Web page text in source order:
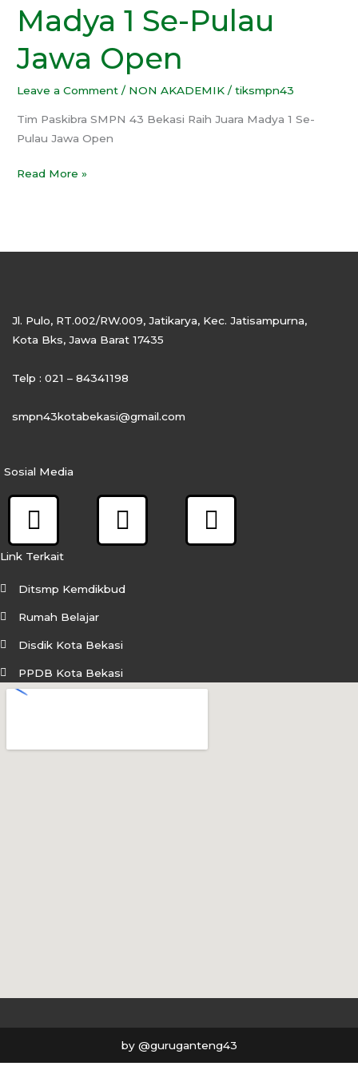
Madya 1 Se-Pulau
Jawa Open
Leave a Comment / NON AKADEMIK /tiksmpn43
Tim Paskibra SMPN 43 Bekasi Raih Juara Madya 1 Se-
Pulau Jawa Open
Juara
Madya
1
Se-
Pulau
Read More »
Jl. Pulo, RT.002/RW.009, Jatikarya, Kec. Jatisampurna,
Kota Bks, Jawa Barat 17435
Telp : 021 – 84341198
smpn43kotabekasi@gmail.com
Sosial Media
F
a
c
e
b
o
k
I
n
t
g
a
Y
o
Link Terkait
Ditsmp Kemdikbud
Rumah Belajar
Disdik Kota Bekasi
PPDB Kota Bekasi
by @guruganteng43